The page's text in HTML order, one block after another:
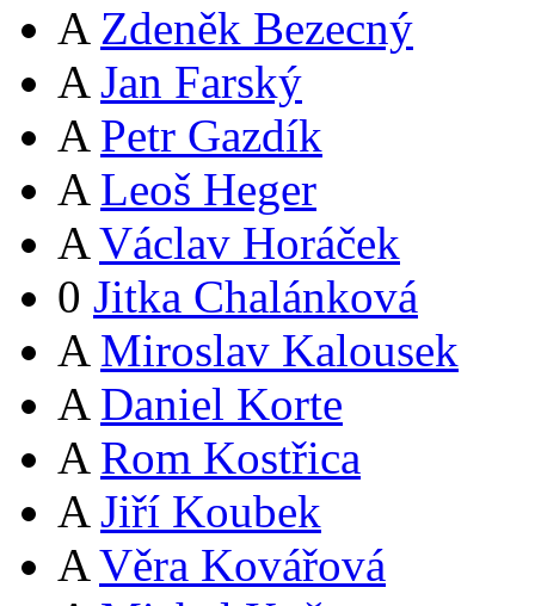
A Zdeněk Bezecný
A Jan Farský
A Petr Gazdík
A Leoš Heger
A Václav Horáček
0 Jitka Chalánková
A Miroslav Kalousek
A Daniel Korte
A Rom Kostřica
A Jiří Koubek
A Věra Kovářová